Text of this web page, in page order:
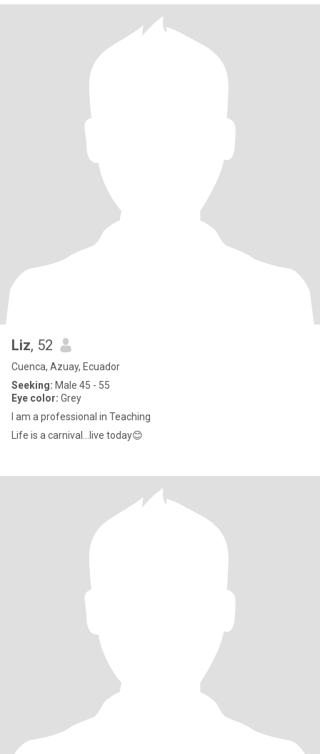
Liz, 52
Cuenca, Azuay, Ecuador
Seeking: Male 45 - 55
Eye color: Grey
I am a professional in Teaching
Life is a carnival...live today😊